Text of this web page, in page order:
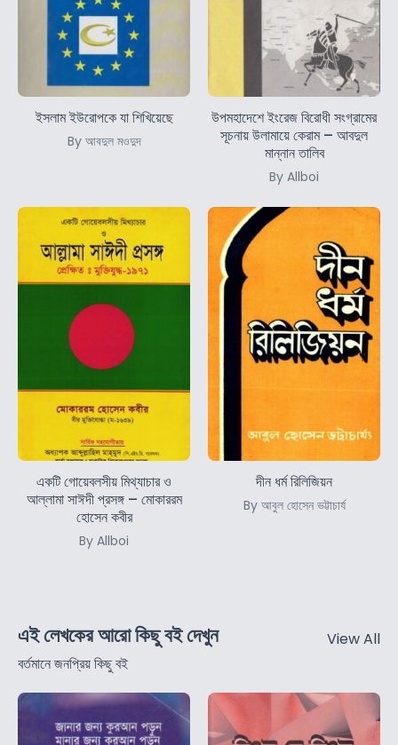
ইসলাম ইউরোপকে যা শিখিয়েছে
By আবদুল মওদুদ
উপমহাদেশে ইংরেজ বিরোধী সংগ্রামের
সূচনায় উলামায়ে কেরাম – আবদুল
মান্নান তালিব
By Allboi
একটি গোয়েবলসীয় মিথ্যাচার ও
আল্লামা সাঈদী প্রসঙ্গ – মোকাররম
হোসেন কবীর
By Allboi
দীন ধর্ম রিলিজিয়ন
By আবুল হোসেন ভট্টাচার্য
এই লেখকের আরো কিছু বই দেখুন
বর্তমানে জনপ্রিয় কিছু বই
View All